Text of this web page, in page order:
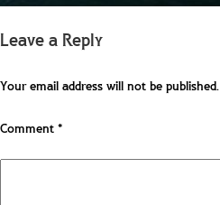
Leave a Reply
Your email address will not be published.
Comment*